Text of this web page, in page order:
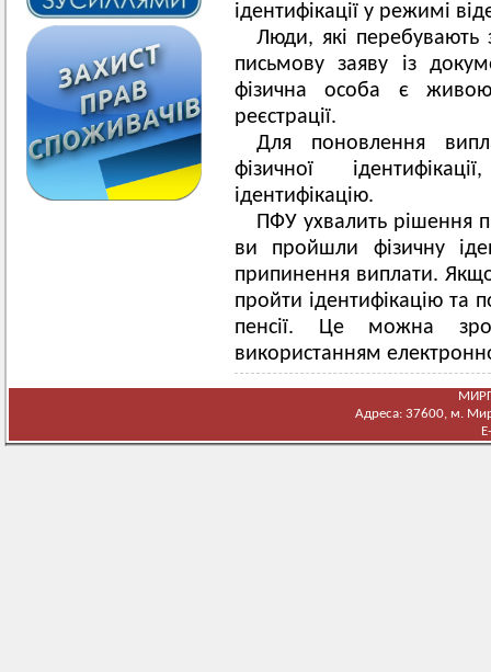
ідентифікації у режимі
Люди, які
письмову заяву із
фізична особа є
реєстрації.
Для поновлення
фізичної
ідентифікацію.
ПФУ ухвалить рішення
ви пройшли фізичну
припинення виплати.
пройти ідентифікацію та
пенсії. Це можна
використанням
Адреса: 37600, м.